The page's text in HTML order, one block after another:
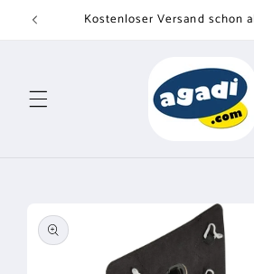
zum Kostenloser Versand schon